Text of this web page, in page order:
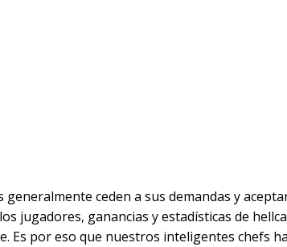
ceden a sus demandas y
jugadores, ganancias y estadísticas de
Es por eso que nuestros inteligentes chefs